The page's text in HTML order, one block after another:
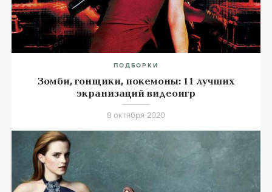
ПОДБОРКИ
Зомби, гонщики, покемоны: 11 лучших
экранизаций видеоигр
8 октября 2020